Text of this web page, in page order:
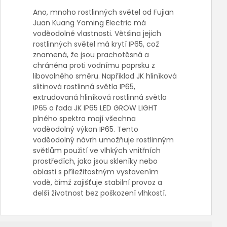
Ano, mnoho rostlinných světel od Fujian
Juan Kuang Yaming Electric má
voděodolné vlastnosti. Většina jejich
rostlinných světel má krytí IP65, což
znamená, že jsou prachotěsná a
chráněna proti vodnímu paprsku z
libovolného směru. Například JK hliníková
slitinová rostlinná světla IP65,
extrudovaná hliníková rostlinná světla
IP65 a řada JK IP65 LED GROW LIGHT
plného spektra mají všechna
voděodolný výkon IP65. Tento
voděodolný návrh umožňuje rostlinným
světlům použití ve vlhkých vnitřních
prostředích, jako jsou skleníky nebo
oblasti s příležitostným vystavením
vodě, čímž zajišťuje stabilní provoz a
delší životnost bez poškození vlhkostí.